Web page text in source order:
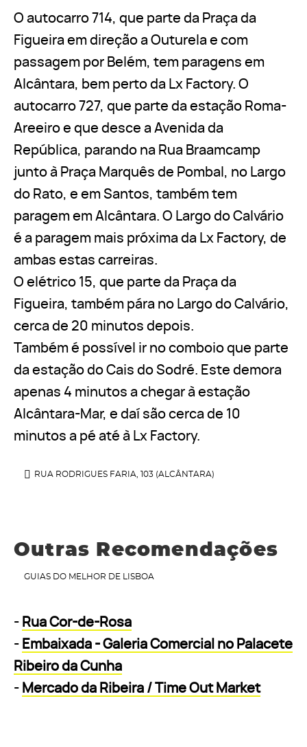
O autocarro 714, que parte da Praça da
Figueira em direção a Outurela e com
passagem por Belém, tem paragens em
Alcântara, bem perto da Lx Factory. O
autocarro 727, que parte da estação Roma-
Areeiro e que desce a Avenida da
República, parando na Rua Braamcamp
junto à Praça Marquês de Pombal, no Largo
do Rato, e em Santos, também tem
paragem em Alcântara. O Largo do Calvário
é a paragem mais próxima da Lx Factory, de
ambas estas carreiras.
O elétrico 15, que parte da Praça da
Figueira, também pára no Largo do Calvário,
cerca de 20 minutos depois.
Também é possível ir no comboio que parte
da estação do Cais do Sodré. Este demora
apenas 4 minutos a chegar à estação
Alcântara-Mar, e daí são cerca de 10
minutos a pé até à Lx Factory.
RUA RODRIGUES FARIA, 103 (ALCÂNTARA)
Outras Recomendações
GUIAS DO MELHOR DE LISBOA
- Rua Cor-de-Rosa
- Embaixada - Galeria Comercial no Palacete
Ribeiro da Cunha
- Mercado da Ribeira / Time Out Market